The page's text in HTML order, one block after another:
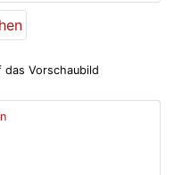
das Vorschaubild